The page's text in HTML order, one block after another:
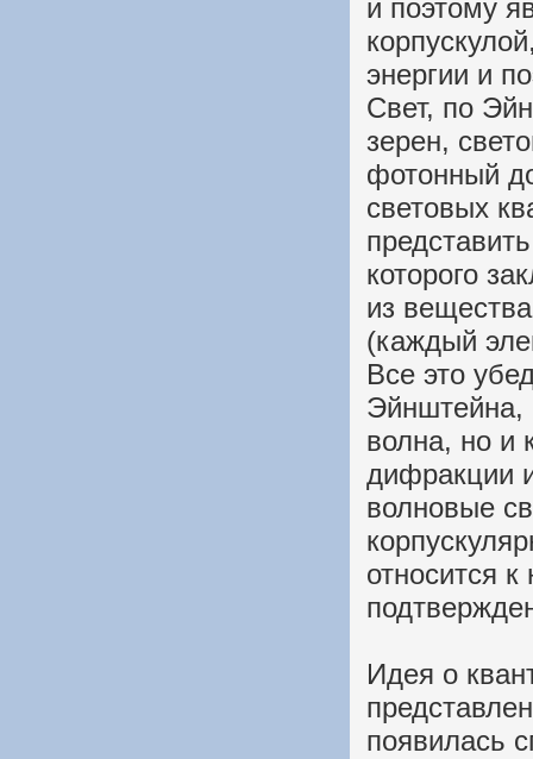
и поэтому
энергии и
Свет, по
зерен,
фотонный
световых
которого
из
(каждый
Все это
Эйнштейна,
волна, но и
дифракции
волновые
относится
Идея о
появилась